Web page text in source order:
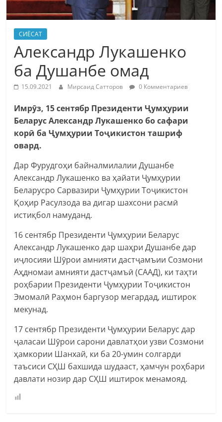
СИЁСАТ
Александр Лукашенко
ба Душанбе омад
15.09.2021 Мирсаид Сатторов 0 Комментариев
Имрӯз, 15 сентябр Президенти Ҷумҳурии
Беларус Александр Лукашенко бо сафари
корӣ ба Ҷумҳурии Тоҷикистон ташриф
овард.
Дар Фурудгоҳи байналмилалии Душанбе
Александр Лукашенко ва ҳайати Ҷумҳурии
Беларусро Сарвазири Ҷумҳурии Тоҷикистон
Қоҳир Расулзода ва дигар шахсони расмӣ
истиқбол намуданд.
16 сентябр Президенти Ҷумҳурии Беларус
Александр Лукашенко дар шаҳри Душанбе дар
иҷлосияи Шӯрои амнияти дастҷамъии Созмони
Аҳдномаи амнияти дастҷамъӣ (СААД), ки таҳти
роҳбарии Президенти Ҷумҳурии Тоҷикистон
Эмомалӣ Раҳмон баргузор мегардад, иштирок
мекунад.
17 сентябр Президенти Ҷумҳурии Беларус дар
ҷаласаи Шӯрои сарони давлатҳои узви Созмони
ҳамкории Шанхай, ки ба 20-умин солгарди
таъсиси СҲШ бахшида шудааст, ҳамчун роҳбари
давлати нозир дар СҲШ иштирок менамояд.